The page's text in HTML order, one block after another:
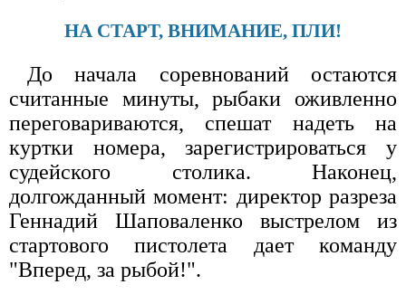
НА СТАРТ, ВНИМАНИЕ, ПЛИ!
До начала соревнований остаются
считанные минуты, рыбаки оживленно
переговариваются, спешат надеть на
куртки номера, зарегистрироваться у
судейского столика. Наконец,
долгожданный момент: директор разреза
Геннадий Шаповаленко выстрелом из
стартового пистолета дает команду
"Вперед, за рыбой!".